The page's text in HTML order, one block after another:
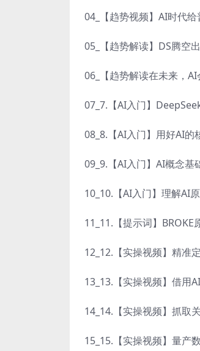
04_【趋势视频】AI时代
05_【趋势解读】DS腾空
06_【趋势解读在未来，
07_7.【AI入门】
08_8.【AI入门】用好AI的
09_9.【AI入门】AI概念基
10_10.【AI入门】理解AI
11_11.【提示词】
12_12.【实操视频】精准
13_13.【实操视频】借用
14_14.【实操视频】抓取
15_15.【实操视频】量产